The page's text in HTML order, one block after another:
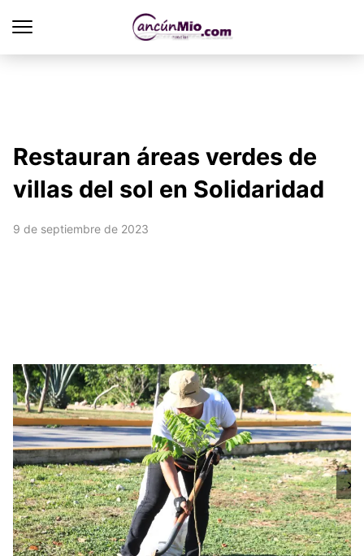
Restauran áreas verdes de
villas del sol en Solidaridad
9 de septiembre de 2023